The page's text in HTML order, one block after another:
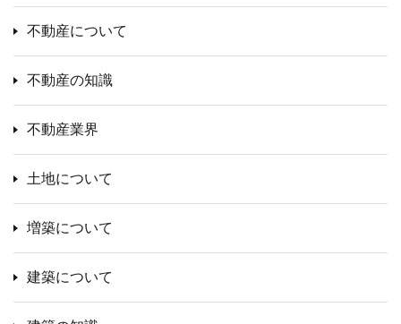
不動産について
不動産の知識
不動産業界
土地について
増築について
建築について